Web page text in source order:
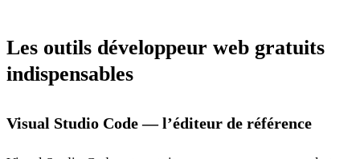
Les outils développeur web gratuits
indispensables
Visual Studio Code — l’éditeur de référence